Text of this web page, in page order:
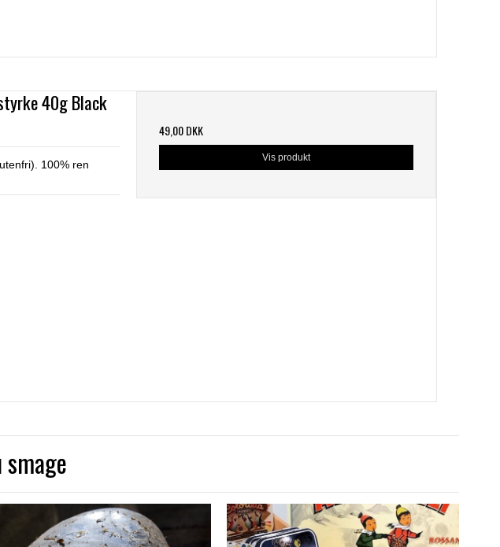
40g Black
100% ren
49,00 DKK
Vis produkt